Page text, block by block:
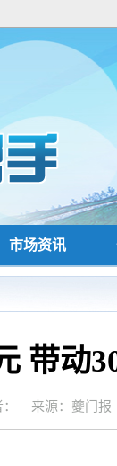
市场资讯
带动
： 来源：夔门